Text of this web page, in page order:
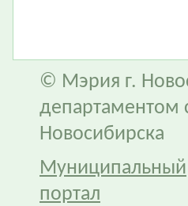
© Мэрия г.
департаментом
Новосибирска
Муниципальный
портал